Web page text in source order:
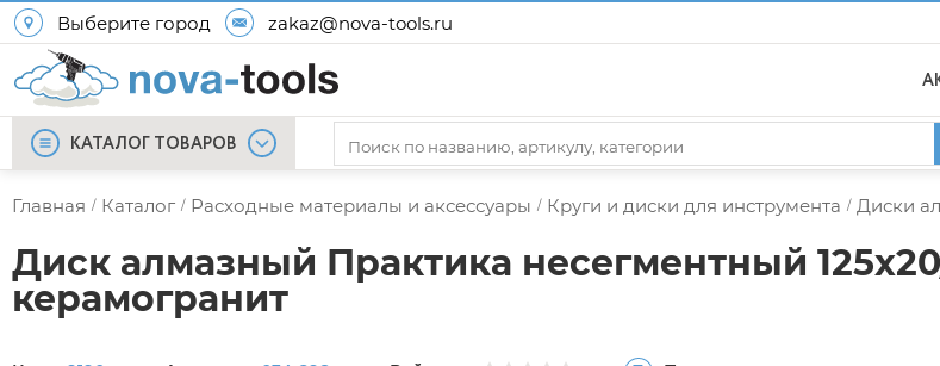
Выберите город zakaz@nova-tools.ru
КАТАЛОГ ТОВАРОВ
Главная / Каталог / Расходные материалы и аксессуары / Круги и диски для инструмента / Диски
Диск алмазный Практика несегментный
керамогранит